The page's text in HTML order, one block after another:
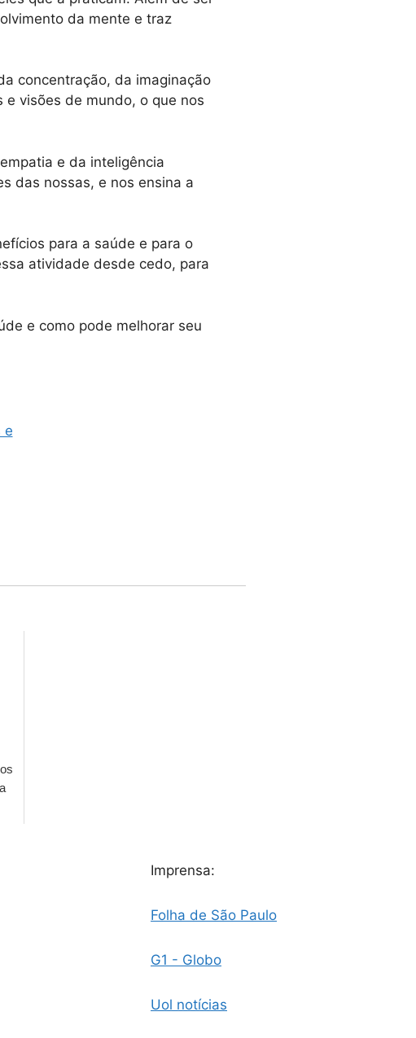
da mente e traz
concentração, da imaginação
visões de mundo, o que nos
e da inteligência
das nossas, e nos ensina a
para a saúde e para o
atividade desde cedo, para
e como pode melhorar seu
e
Imprensa:
Folha de São Paulo
G1 - Globo
Uol notícias